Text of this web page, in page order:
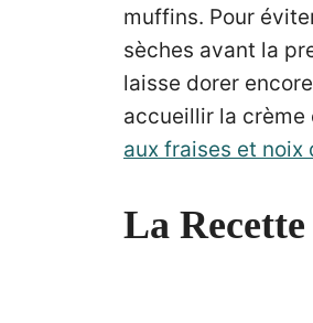
muffins. Pour
sèches avant la
laisse dorer
accueillir la
aux fraises et noix
La Recette